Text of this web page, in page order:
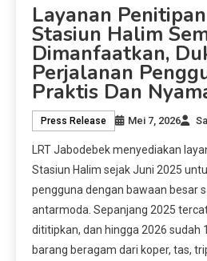
Layanan
Stasiun Halim
Dimanfaatkan,
Perjalanan
Praktis Dan
Press Release Mei 7, 2026
LRT Jabodebek menyediakan
Stasiun Halim sejak Juni 2025
pengguna dengan bawaan besar
antarmoda. Sepanjang 2025
dititipkan, dan hingga 2026 sudah
barang beragam dari koper, tas,